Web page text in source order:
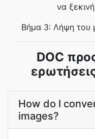
να
Βήμα 3: Λήψη του
DOC
How do I
images?